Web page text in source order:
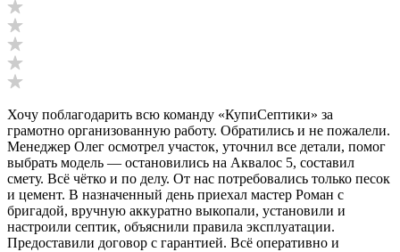
Хочу поблагодарить всю команду «КупиСептики» за
грамотно организованную работу. Обратились и не пожалели.
Менеджер Олег осмотрел участок, уточнил все детали, помог
выбрать модель — остановились на Аквалос 5, составил
смету. Всё чётко и по делу. От нас потребовались только песок
и цемент. В назначенный день приехал мастер Роман с
бригадой, вручную аккуратно выкопали, установили и
настроили септик, объяснили правила эксплуатации.
Предоставили договор с гарантией. Всё оперативно и